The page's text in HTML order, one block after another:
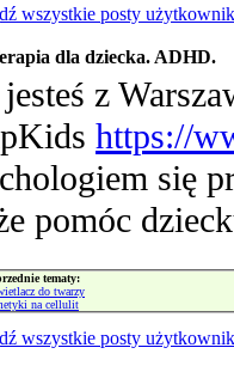
dla dziecka. ADHD.
z
https://
się
pomóc
tematy:
do twarzy
na cellulit